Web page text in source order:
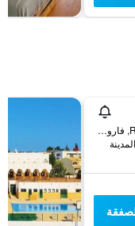
Rua Batista Lopes 50, فارو, منطقة فارو, البرتغال